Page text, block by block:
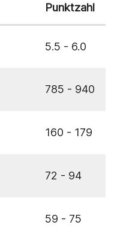
Punktzahl
5.5 - 6.0
785 - 940
160 - 179
72 - 94
59 - 75